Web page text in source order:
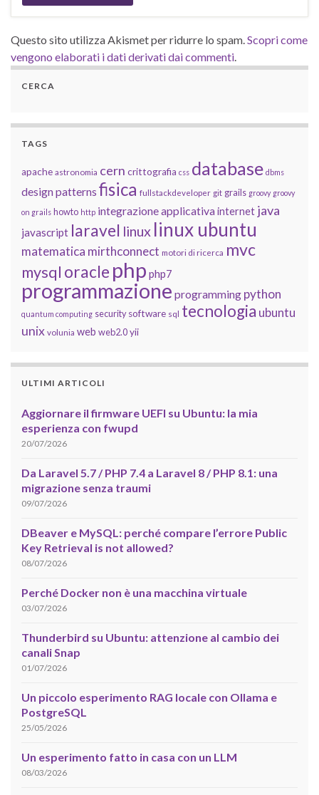
Questo sito utilizza Akismet per ridurre lo spam.Scopri come
vengono elaborati i dati derivati dai commenti.
CERCA
TAGS
apache astronomia cern crittografia css database dbms
design patterns fisica fullstackdeveloper git grails groovy groovy
on grails howto http integrazione applicativainternet java
javascript laravel linux linux ubuntu
matematica mirthconnect motori di ricerca mvc
mysql oracle php php7
programmazione programming python
quantum computing security software sql tecnologia ubuntu
unix volunia web web2.0 yii
ULTIMI ARTICOLI
Aggiornare il firmware UEFI su Ubuntu: la mia
esperienza con fwupd
20/07/2026
Da Laravel 5.7 / PHP 7.4 a Laravel 8 / PHP 8.1: una
migrazione senza traumi
09/07/2026
DBeaver e MySQL: perché compare l’errore Public
Key Retrieval is not allowed?
08/07/2026
Perché Docker non è una macchina virtuale
03/07/2026
Thunderbird su Ubuntu: attenzione al cambio dei
canali Snap
01/07/2026
Un piccolo esperimento RAG locale con Ollama e
PostgreSQL
25/05/2026
Un esperimento fatto in casa con un LLM
08/03/2026